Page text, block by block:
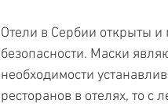
Отели в Сербии открыты и
безопасности. Маски
необходимости
ресторанов в отелях, то с